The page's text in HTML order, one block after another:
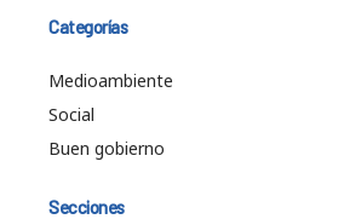
Categorías
Medioambiente
Social
Buen gobierno
Secciones